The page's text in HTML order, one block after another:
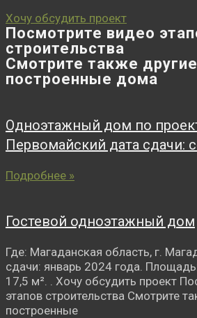
Хочу обсудить проект
Посмотрите видео
строительства
Смотрите также другие
построенные дома
Одноэтажный дом по
Первомайский дата сдачи:
Подробнее »
Гостевой одноэтажный дом
Где: Магаданская область, г.
сдачи: январь 2024 года.
17,5 м². . Хочу обсудить проект
этапов строительства Смотрите
построенные